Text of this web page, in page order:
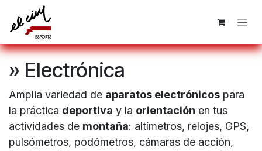
Ir al contenido
» Electrónica
Amplia variedad de aparatos electrónicos para
la práctica deportiva y la orientación en tus
actividades de montaña: altímetros, relojes, GPS,
pulsómetros, podómetros, cámaras de acción,